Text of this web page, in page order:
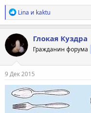
Р
е
а
к
ц
и
и
:
Lina и kaktu
Глокая Куздра
Гражданин форума
9 Дек 2015